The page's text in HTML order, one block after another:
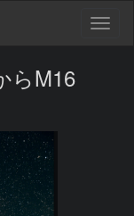
らM16